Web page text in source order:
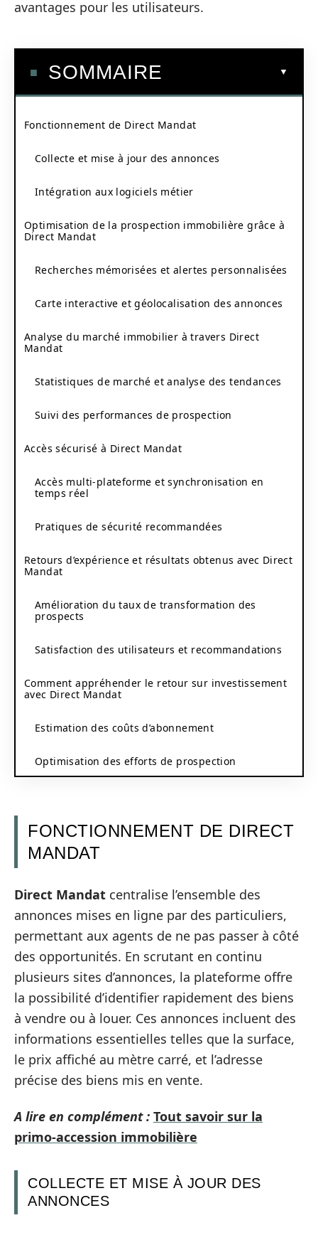
avantages pour les utilisateurs.
SOMMAIRE
Fonctionnement de Direct Mandat
Collecte et mise à jour des annonces
Intégration aux logiciels métier
Optimisation de la prospection immobilière grâce à
Direct Mandat
Recherches mémorisées et alertes personnalisées
Carte interactive et géolocalisation des annonces
Analyse du marché immobilier à travers Direct
Mandat
Statistiques de marché et analyse des tendances
Suivi des performances de prospection
Accès sécurisé à Direct Mandat
Accès multi-plateforme et synchronisation en
temps réel
Pratiques de sécurité recommandées
Retours d’expérience et résultats obtenus avec Direct
Mandat
Amélioration du taux de transformation des
prospects
Satisfaction des utilisateurs et recommandations
Comment appréhender le retour sur investissement
avec Direct Mandat
Estimation des coûts d’abonnement
Optimisation des efforts de prospection
FONCTIONNEMENT DE DIRECT
MANDAT
Direct Mandat centralise l’ensemble des
annonces mises en ligne par des particuliers,
permettant aux agents de ne pas passer à côté
des opportunités. En scrutant en continu
plusieurs sites d’annonces, la plateforme offre
la possibilité d’identifier rapidement des biens
à vendre ou à louer. Ces annonces incluent des
informations essentielles telles que la surface,
le prix affiché au mètre carré, et l’adresse
précise des biens mis en vente.
A lire en complément : Tout savoir sur la
primo-accession immobilière
COLLECTE ET MISE À JOUR DES
ANNONCES